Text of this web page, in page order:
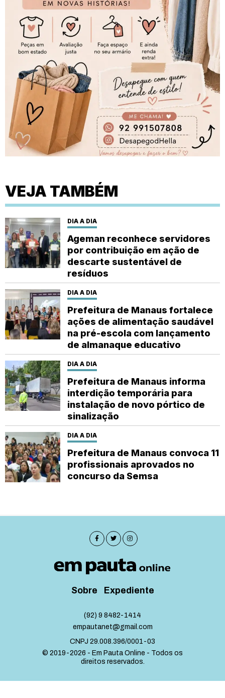
VEJA TAMBÉM
DIA A DIA
Ageman reconhece servidores
por contribuição em ação de
descarte sustentável de
resíduos
DIA A DIA
Prefeitura de Manaus fortalece
ações de alimentação saudável
na pré-escola com lançamento
de almanaque educativo
DIA A DIA
Prefeitura de Manaus informa
interdição temporária para
instalação de novo pórtico de
sinalização
DIA A DIA
Prefeitura de Manaus convoca 11
profissionais aprovados no
concurso da Semsa
Sobre Expediente
(92) 9 8482-1414
empautanet@gmail.com
CNPJ 29.008.396/0001-03
© 2019-2026 - Em Pauta Online - Todos os
direitos reservados.